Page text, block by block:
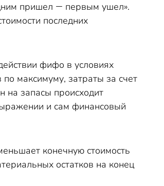
пришел ― первым ушел».
последних
фифо в условиях
максимуму, затраты за счет
на запасы происходит
и сам финансовый
конечную стоимость
остатков на конец